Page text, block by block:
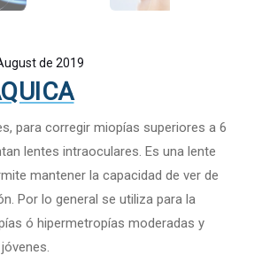
de 2019
para corregir miopías superiores a 6
lentes intraoculares. Es una lente
mantener la capacidad de ver de
Por lo general se utiliza para la
ó hipermetropías moderadas y